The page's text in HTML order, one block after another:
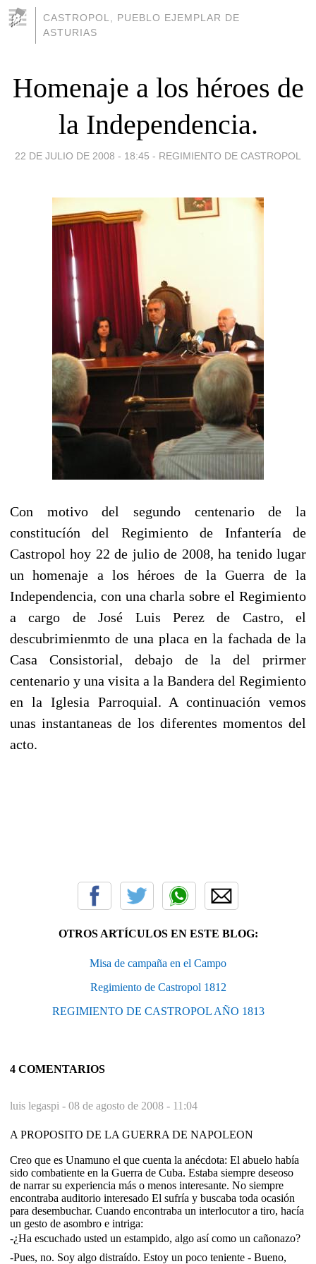
CASTROPOL, PUEBLO EJEMPLAR DE
ASTURIAS
Homenaje a los héroes de
la Independencia.
22 DE JULIO DE 2008 - 18:45 - REGIMIENTO DE CASTROPOL
Con motivo del segundo centenario de la
constitucíón del Regimiento de Infantería de
Castropol hoy 22 de julio de 2008, ha tenido lugar
un homenaje a los héroes de la Guerra de la
Independencia, con una charla sobre el Regimiento
a cargo de José Luis Perez de Castro, el
descubrimienmto de una placa en la fachada de la
Casa Consistorial, debajo de la del prirmer
centenario y una visita a la Bandera del Regimiento
en la Iglesia Parroquial. A continuación vemos
unas instantaneas de los diferentes momentos del
acto.
OTROS ARTÍCULOS EN ESTE BLOG:
Misa de campaña en el Campo
Regimiento de Castropol 1812
REGIMIENTO DE CASTROPOL AÑO 1813
4 COMENTARIOS
luis legaspi - 08 de agosto de 2008 - 11:04
A PROPOSITO DE LA GUERRA DE NAPOLEON
Creo que es Unamuno el que cuenta la anécdota: El abuelo había
sido combatiente en la Guerra de Cuba. Estaba siempre deseoso
de narrar su experiencia más o menos interesante. No siempre
encontraba auditorio interesado El sufría y buscaba toda ocasión
para desembuchar. Cuando encontraba un interlocutor a tiro, hacía
un gesto de asombro e intriga:
-¿Ha escuchado usted un estampido, algo así como un cañonazo?
-Pues, no. Soy algo distraído. Estoy un poco teniente - Bueno,